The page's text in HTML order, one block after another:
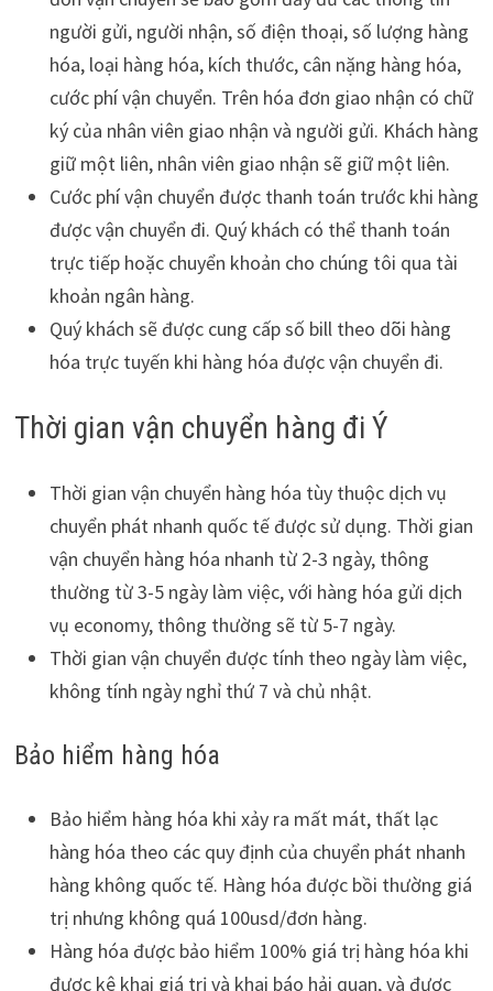
người gửi, người nhận, số điện thoại, số lượng hàng
hóa, loại hàng hóa, kích thước, cân nặng hàng hóa,
cước phí vận chuyển. Trên hóa đơn giao nhận có chữ
ký của nhân viên giao nhận và người gửi. Khách hàng
giữ một liên, nhân viên giao nhận sẽ giữ một liên.
Cước phí vận chuyển được thanh toán trước khi hàng
được vận chuyển đi. Quý khách có thể thanh toán
trực tiếp hoặc chuyển khoản cho chúng tôi qua tài
khoản ngân hàng.
Quý khách sẽ được cung cấp số bill theo dõi hàng
hóa trực tuyến khi hàng hóa được vận chuyển đi.
Thời gian vận chuyển hàng đi Ý
Thời gian vận chuyển hàng hóa tùy thuộc dịch vụ
chuyển phát nhanh quốc tế được sử dụng. Thời gian
vận chuyển hàng hóa nhanh từ 2-3 ngày, thông
thường từ 3-5 ngày làm việc, với hàng hóa gửi dịch
vụ economy, thông thường sẽ từ 5-7 ngày.
Thời gian vận chuyển được tính theo ngày làm việc,
không tính ngày nghỉ thứ 7 và chủ nhật.
Bảo hiểm hàng hóa
Bảo hiểm hàng hóa khi xảy ra mất mát, thất lạc
hàng hóa theo các quy định của chuyển phát nhanh
hàng không quốc tế. Hàng hóa được bồi thường giá
trị nhưng không quá 100usd/đơn hàng.
Hàng hóa được bảo hiểm 100% giá trị hàng hóa khi
được kê khai giá trị và khai báo hải quan, và được